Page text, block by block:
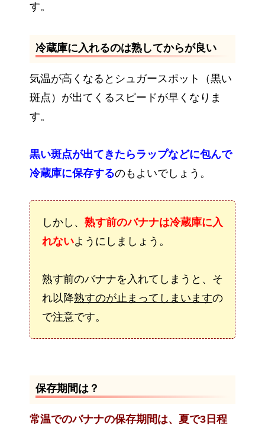
す。
冷蔵庫に入れるのは熟してからが良い
気温が高くなるとシュガースポット（黒い
斑点）が出てくるスピードが早くなりま
す。
黒い斑点が出てきたらラップなどに包んで
冷蔵庫に保存するのもよいでしょう。
しかし、 熟す前のバナナは冷蔵庫に入
れないようにしましょう。
熟す前のバナナを入れてしまうと、そ
れ以降熟すのが止まってしまいますの
で注意です。
保存期間は？
常温でのバナナの保存期間は、夏で3日程